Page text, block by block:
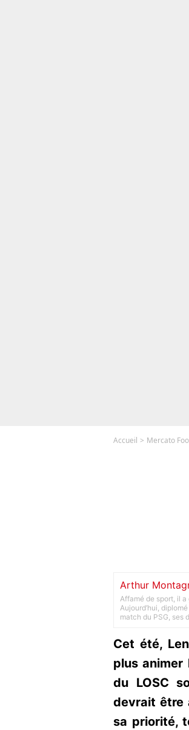
Accueil Mercato
Arthur
Affamé de sport, il a
Aujourd’hui,
match du PSG, ses
Cet été,
plus animer
du LOSC
devrait être
sa priorité,